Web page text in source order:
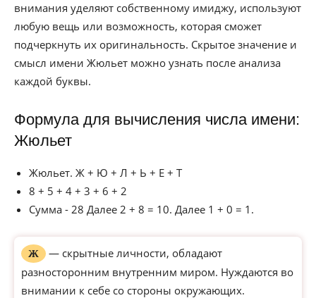
внимания уделяют собственному имиджу, используют
любую вещь или возможность, которая сможет
подчеркнуть их оригинальность. Скрытое значение и
смысл имени Жюльет можно узнать после анализа
каждой буквы.
Формула для вычисления числа имени:
Жюльет
Жюльет. Ж + Ю + Л + Ь + Е + Т
8 + 5 + 4 + 3 + 6 + 2
Сумма - 28 Далее 2 + 8 = 10. Далее 1 + 0 = 1.
Ж
— скрытные личности, обладают
разносторонним внутренним миром. Нуждаются во
внимании к себе со стороны окружающих.